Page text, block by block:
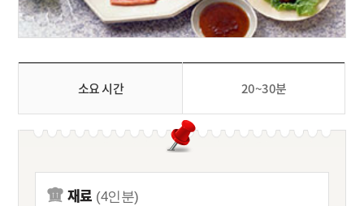
소요 시간 20~30분
재료 (4인분)